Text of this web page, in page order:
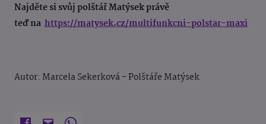
Najděte si svůj polštář Matýsek právě
teď na https://matysek.cz/multifunkcni-polstar-maxi
Autor: Marcela Sekerková - Polštáře Matýsek